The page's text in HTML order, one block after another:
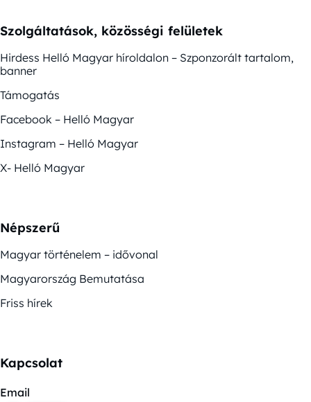
Szolgáltatások, közösségi felületek
Hirdess Helló Magyar híroldalon – Szponzorált tartalom,
banner
Támogatás
Facebook – Helló Magyar
Instagram – Helló Magyar
X- Helló Magyar
Népszerű
Magyar történelem – idővonal
Magyarország Bemutatása
Friss hírek
Kapcsolat
Email